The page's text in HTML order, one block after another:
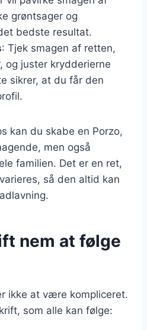
grøntsager og
bedste resultat.
: Tjek smagen af retten,
og juster krydderierne
sikrer, at du får den
kan du skabe en Porzo,
men også
familien. Det er en ret,
så den altid kan
nem at følge
ikke at være kompliceret.
som alle kan følge: